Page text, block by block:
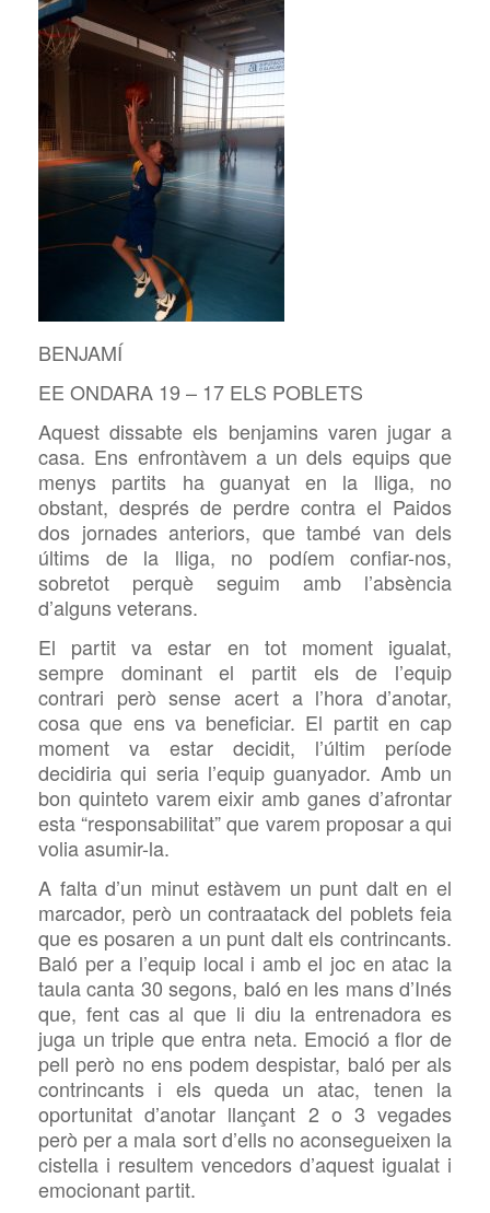
BENJAMÍ
EE ONDARA 19 – 17 ELS POBLETS
Aquest dissabte els benjamins varen jugar a
casa. Ens enfrontàvem a un dels equips que
menys partits ha guanyat en la lliga, no
obstant, després de perdre contra el Paidos
dos jornades anteriors, que també van dels
últims de la lliga, no podíem confiar-nos,
sobretot perquè seguim amb l’absència
d’alguns veterans.
El partit va estar en tot moment igualat,
sempre dominant el partit els de l’equip
contrari però sense acert a l’hora d’anotar,
cosa que ens va beneficiar. El partit en cap
moment va estar decidit, l’últim període
decidiria qui seria l’equip guanyador. Amb un
bon quinteto varem eixir amb ganes d’afrontar
esta “responsabilitat” que varem proposar a qui
volia asumir-la.
A falta d’un minut estàvem un punt dalt en el
marcador, però un contraatack del poblets feia
que es posaren a un punt dalt els contrincants.
Baló per a l’equip local i amb el joc en atac la
taula canta 30 segons, baló en les mans d’Inés
que, fent cas al que li diu la entrenadora es
juga un triple que entra neta. Emoció a flor de
pell però no ens podem despistar, baló per als
contrincants i els queda un atac, tenen la
oportunitat d’anotar llançant 2 o 3 vegades
però per a mala sort d’ells no aconsegueixen la
cistella i resultem vencedors d’aquest igualat i
emocionant partit.